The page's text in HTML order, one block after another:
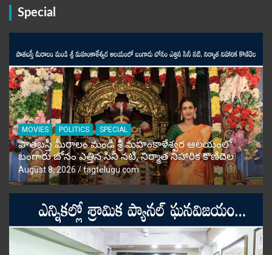
Special
MOVIES POLITICS SPECIAL
పాతబస్తీ మీరాలం మండి శ్రీ మహంకాళేశ్వర ఆలయంలో
బంగారు బోనం ఎత్తిన సినీ నటి, నిర్మాత నిహారిక కొణిదెల
August 8, 2026 tagtelugu.com